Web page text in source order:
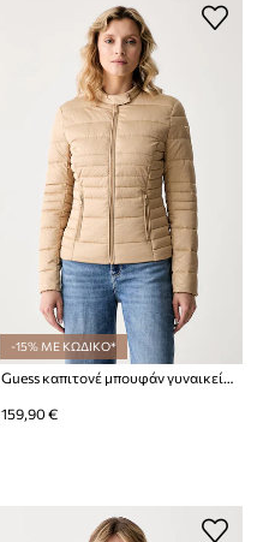
-15% ΜΕ ΚΩΔΙΚΟ*
159,90 €